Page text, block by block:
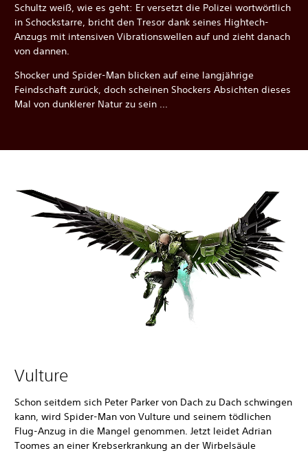
Schultz weiß, wie es geht: Er versetzt die Polizei wortwörtlich
in Schockstarre, bricht den Tresor dank seines Hightech-
Anzugs mit intensiven Vibrationswellen auf und zieht danach
von dannen.
Shocker und Spider-Man blicken auf eine langjährige
Feindschaft zurück, doch scheinen Shockers Absichten dieses
Mal von dunklerer Natur zu sein ...
Vulture
Schon seitdem sich Peter Parker von Dach zu Dach schwingen
kann, wird Spider-Man von Vulture und seinem tödlichen
Flug-Anzug in die Mangel genommen. Jetzt leidet Adrian
Toomes an einer Krebserkrankung an der Wirbelsäule